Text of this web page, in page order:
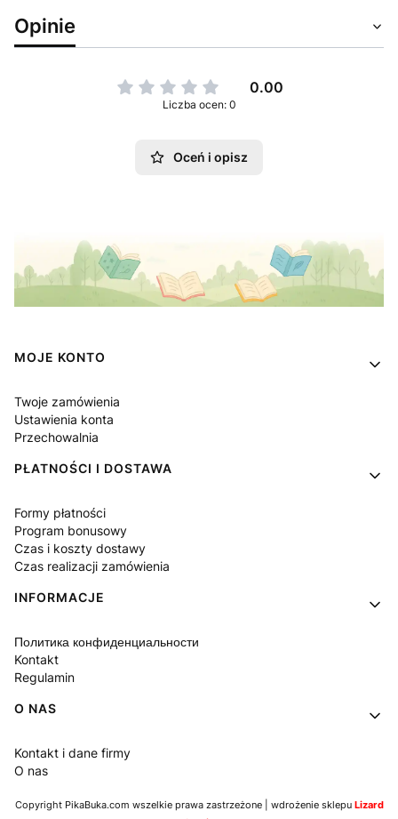
Opinie
0.00
Liczba ocen: 0
Oceń i opisz
Linki w stopce
MOJE KONTO
Twoje zamówienia
Ustawienia konta
Przechowalnia
PŁATNOŚCI I DOSTAWA
Formy płatności
Program bonusowy
Czas i koszty dostawy
Czas realizacji zamówienia
INFORMACJE
Политика конфиденциальности
Kontakt
Regulamin
O NAS
Kontakt i dane firmy
O nas
Copyright PikaBuka.com wszelkie prawa zastrzeżone | wdrożenie sklepu Lizard